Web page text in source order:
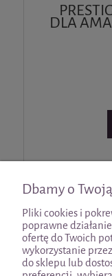
DLA
Dbamy o
Pliki cookies i
poprawne
ofertę do Twoich
wykorzystanie
do sklepu lub